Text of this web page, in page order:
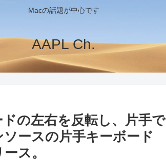
Macの話題が中心です
AAPL Ch.
の左右を反転し、片手で
ースの片手キーボード
ス。